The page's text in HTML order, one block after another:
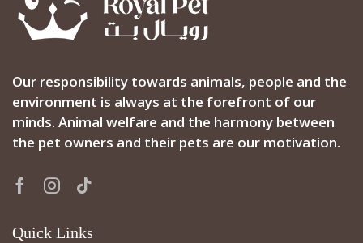
Our responsibility towards animals, people and the
environment is always at the forefront of our
minds. Animal welfare and the harmony between
the pet owners and their pets are our motivation.
Quick Links